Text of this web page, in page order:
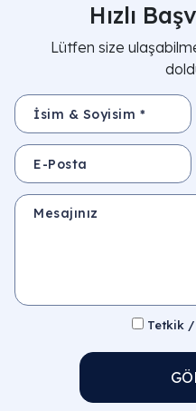
Hızlı
Lütfen size
İsim & Soyisim *
E-Posta
Mesajınız
Tetkik /